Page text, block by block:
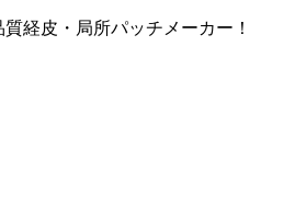
経皮・局所パッチメーカー！